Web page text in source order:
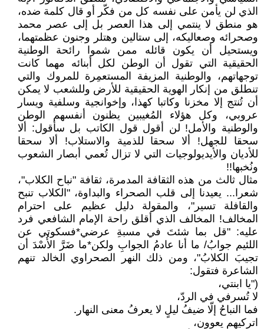
الذي لن يأمن على نفسه كل من فكّر أو قال كلمة ضده،
هو منطق لا ينتمي إلى هذا العصر بل إلى عصر محمد
وصحرائه وصعاليكه، إلى ستالين وهتلر وجنون عظمتهما،
ويستحيل أن يكون قائله ممن شموا رائحة الوطنية
الحقيقية التي تقول أن الوطن لكل أبنائه مهما كانت
توجهاتهم، والوطنية المزيفة المستعمِرة للمروك والتي
تنطلق من إنكار الهوية الحقيقية للأرض وللشعب لا يمكن
أن تُنتج إلا مخزنا وكاتبا كهذا، وإخوانجية وسلفية ويسار
عروبي، وكل هؤلاء المُغيبين يظنون أنفسهم الوطن
والوطنية والأمل! لن أقول قول الكاتب بل سأقول: ألا
سحقا للجهل! ألا سحقا للذمية والاستلاب! ألا سحقا
للأديان والأيديولوجيات التي لا تزال تُعمي أبصار الشعوب
ونُخبها!!
مثال ثالث من هذه الثقافة المدمرة، ثقافة "نباح الكلاب"،
شعرا... يعيدنا إلى قلب الصحراء والبداوة، "الكلاب تنبح
والقافلة تسير"، والمقولة دليل عظيم على احترام
المخالف! المخالف الذي أقلق راحة الإمام الشافعي فرد
عليه: "قل بما شئتَ في مسبةِ عرضي*فسكوتي عن
اللئيم جوابُ/ ما أنا عادمُ الجوابِ ولكن*ما ضَرَّ الأُسْدَ أن
تجيبَ الكلابُ"، ومن ذلك النهر الصحراوي الخالد تنهم
الشاعرة فتقول:
("يا ابنتي،
لا تُسرفي في الردّ،
فما النباحُ إلّا ضيفُ ليلٍ لا يعرفُ معنى النهار.
اتركيهم يعوون،